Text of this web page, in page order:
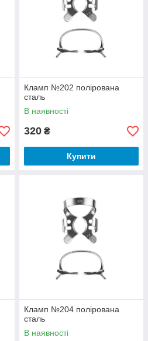
Кламп №202 полірована
сталь
В наявності
320 ₴
Купити
Кламп №204 полірована
сталь
В наявності